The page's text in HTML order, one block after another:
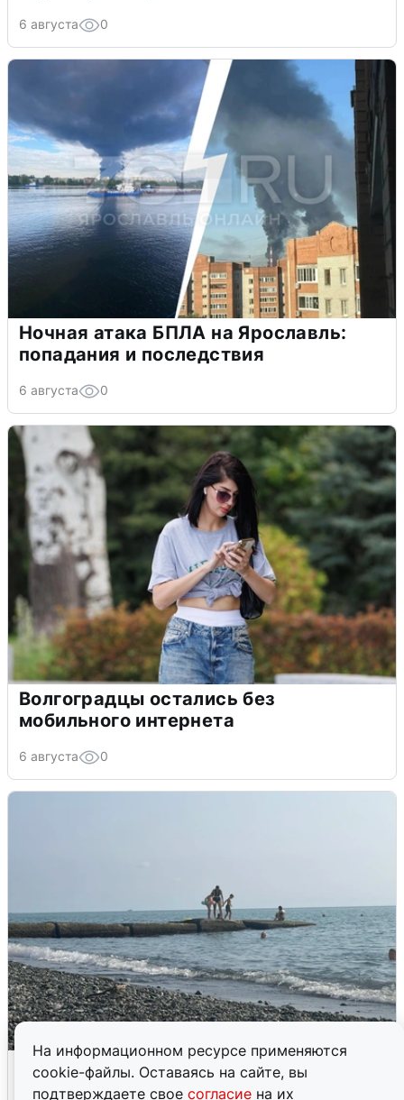
На информационном ресурсе применяются
cookie-файлы. Оставаясь на сайте, вы
подтверждаете свое согласие на их
6 августа 0
Ночная атака БПЛА на Ярославль:
попадания и последствия
6 августа 0
Волгоградцы остались без
мобильного интернета
6 августа 0
Сирены в Сочи: новая угроза БПЛА